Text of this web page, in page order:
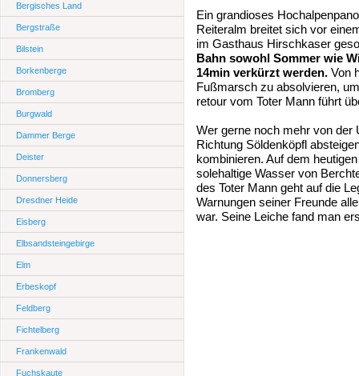
Bergisches Land
Bergstraße
Bilstein
Borkenberge
Bromberg
Burgwald
Dammer Berge
Deister
Donnersberg
Dresdner Heide
Eisberg
Elbsandsteingebirge
Elm
Erbeskopf
Feldberg
Fichtelberg
Frankenwald
Fuchskaute
Ein grandioses
Reiteralm breitet sich vor
im Gasthaus Hirschkaser
Bahn sowohl Sommer wie
14min verkürzt werden. Von
Fußmarsch zu absolvieren,
retour vom Toter Mann führt
Wer gerne noch mehr von der
Richtung Söldenköpfl
kombinieren. Auf dem
solehaltige Wasser von
des Toter Mann geht auf die
Warnungen seiner Freunde
war. Seine Leiche fand man